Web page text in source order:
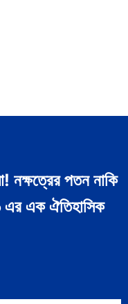
নক্ষত্রের পতন নাকি
এর এক ঐতিহাসিক